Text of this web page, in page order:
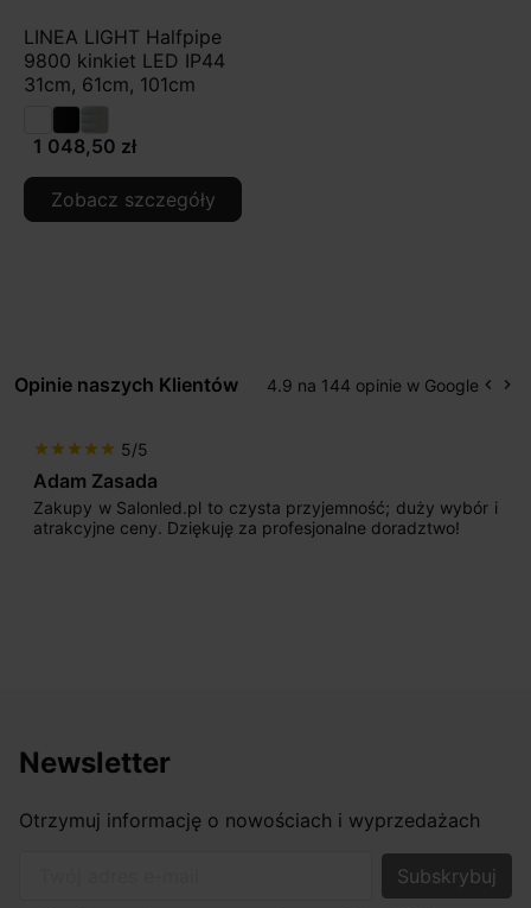
LINEA LIGHT Halfpipe
9800 kinkiet LED IP44
31cm, 61cm, 101cm
1 048,50 zł
Zobacz szczegóły
Opinie naszych Klientów 4.9 na 144 opinie w Google keyboard_arrow_left keyboard_arrow_right
star star star star star 5/5
Adam Zasada
Zakupy w Salonled.pl to czysta przyjemność; duży wybór i
atrakcyjne ceny. Dziękuję za profesjonalne doradztwo!
Newsletter
Otrzymuj informację o nowościach i wyprzedażach